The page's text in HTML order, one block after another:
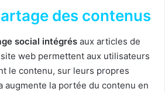
des contenus
social intégrés aux articles de
web permettent aux utilisateurs
le contenu, sur leurs propres
augmente la portée du contenu en